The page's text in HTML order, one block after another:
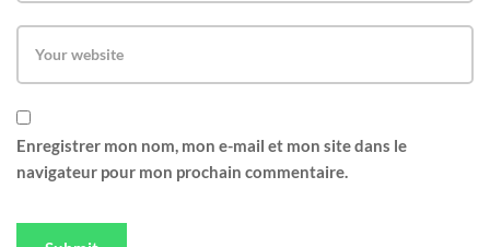
Enregistrer mon nom, mon e-mail et mon site dans le
navigateur pour mon prochain commentaire.